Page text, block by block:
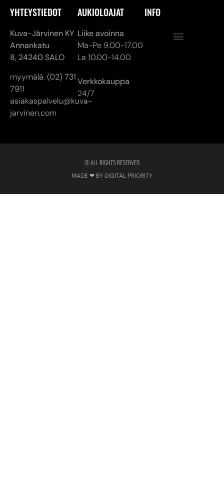
myymälä. (02) 731
asiakaspalvelu@kuva-
jarvinen.com
Verkkokauppa
24/7
© ALL RIGHTS RESERVED